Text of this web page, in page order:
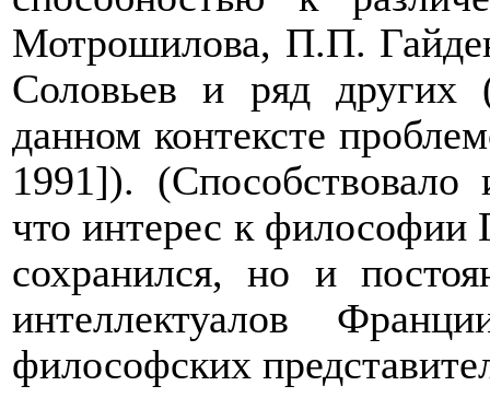
Мотрошилова, П.П.
Соловьев и ряд других
данном контексте
1991]). (Способствовало
что интерес к философии
сохранился, но и
интеллектуалов
философских